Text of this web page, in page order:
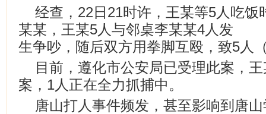
经查，22日21时许，王某等5人吃饭
某某，王某5人与邻桌李某某4人发
生争吵，随后双方用拳脚互殴，致5人
目前，遵化市公安局已受理此案，
案，1人正在全力抓捕中。
唐山打人事件频发，甚至影响到唐